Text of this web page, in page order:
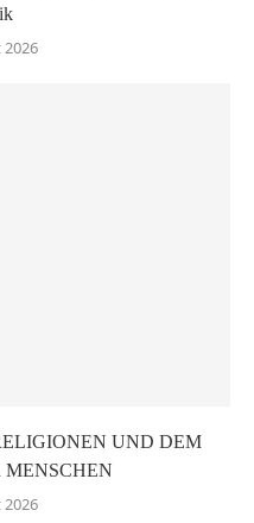
2026
UND DEM
2026